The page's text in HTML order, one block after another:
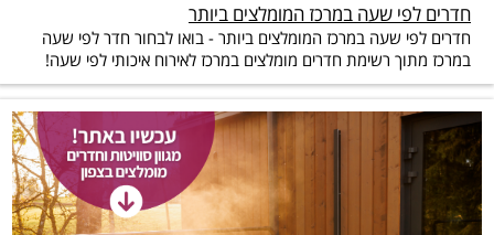
חדרים לפי שעה במרכז המומלצים ביותר
חדרים לפי שעה במרכז המומלצים ביותר - בואו לבחור חדר לפי שעה
במרכז מתוך רשימת חדרים מומלצים במרכז לאירוח איכותי לפי שעה!